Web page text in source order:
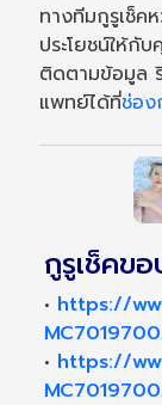
ทางทีมกูรูเช็ค
ประโยชน์ให้กั
ติดตามข้อมูล
แพทย์ได้ที่ช่อง
กูรูเช็คข
• https://
• https://